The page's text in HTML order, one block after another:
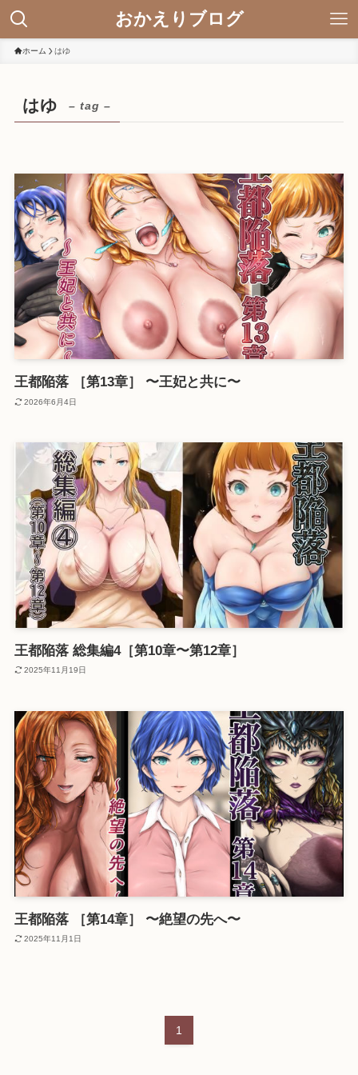
おかえりブログ
ホーム はゆ
はゆ – tag –
王都陥落 ［第13章］ 〜王妃と共に〜
2026年6月4日
王都陥落 総集編4［第10章〜第12章］
2025年11月19日
王都陥落 ［第14章］ 〜絶望の先へ〜
2025年11月1日
1